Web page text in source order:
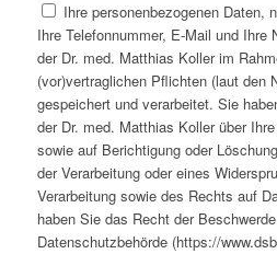
Ihre personenbezogenen Daten,
Ihre Telefonnummer, E-Mail und Ihre
der Dr. med. Matthias Koller im
(vor)vertraglichen Pflichten (laut den
gespeichert und verarbeitet. Sie
der Dr. med. Matthias Koller über
sowie auf Berichtigung oder
der Verarbeitung oder eines
Verarbeitung sowie des Rechts auf
haben Sie das Recht der
Datenschutzbehörde (https://